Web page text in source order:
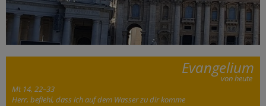
Evangelium
von heute
Mt 14, 22–33
Herr, befiehl, dass ich auf dem Wasser zu dir komme